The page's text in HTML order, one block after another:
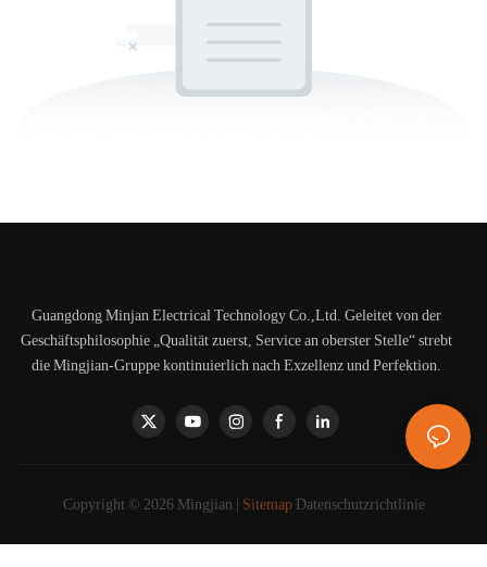
Guangdong Minjan Electrical Technology Co.,Ltd. Geleitet von der
Geschäftsphilosophie „Qualität zuerst, Service an oberster Stelle“ strebt
die Mingjian-Gruppe kontinuierlich nach Exzellenz und Perfektion.
Copyright © 2026 Mingjian | Sitemap Datenschutzrichtlinie